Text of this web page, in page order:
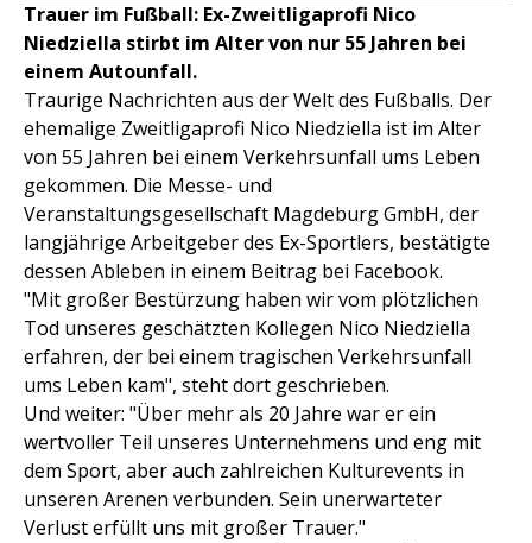
Trauer im Fußball: Ex-Zweitligaprofi Nico
Niedziella stirbt im Alter von nur 55 Jahren bei
einem Autounfall.
Traurige Nachrichten aus der Welt des Fußballs. Der
ehemalige Zweitligaprofi Nico Niedziella ist im Alter
von 55 Jahren bei einem Verkehrsunfall ums Leben
gekommen. Die Messe- und
Veranstaltungsgesellschaft Magdeburg GmbH, der
langjährige Arbeitgeber des Ex-Sportlers, bestätigte
dessen Ableben in einem Beitrag bei Facebook.
"Mit großer Bestürzung haben wir vom plötzlichen
Tod unseres geschätzten Kollegen Nico Niedziella
erfahren, der bei einem tragischen Verkehrsunfall
ums Leben kam", steht dort geschrieben.
Und weiter: "Über mehr als 20 Jahre war er ein
wertvoller Teil unseres Unternehmens und eng mit
dem Sport, aber auch zahlreichen Kulturevents in
unseren Arenen verbunden. Sein unerwarteter
Verlust erfüllt uns mit großer Trauer."